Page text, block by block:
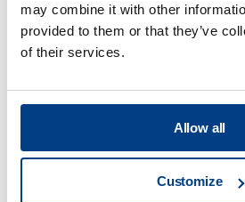
may combine it with other
provided to them or that they’ve
of their services.
Allow all
Customize
relacionados